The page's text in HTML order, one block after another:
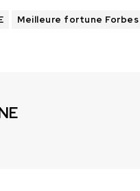
Meilleure fortune Forbes